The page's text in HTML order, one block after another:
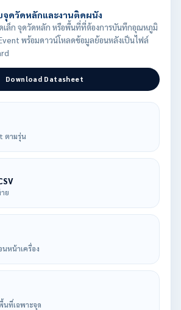
จุดวัดหลักและงานติดผนัง
เล็ก จุดวัดหลัก หรือพื้นที่ที่ต้องการบันทึกอุณหภูมิ
พร้อมดาวน์โหลดข้อมูลย้อนหลังเป็นไฟล์
Download Datasheet
ตามรุ่น
ย
นหน้าเครื่อง
นที่เฉพาะจุด